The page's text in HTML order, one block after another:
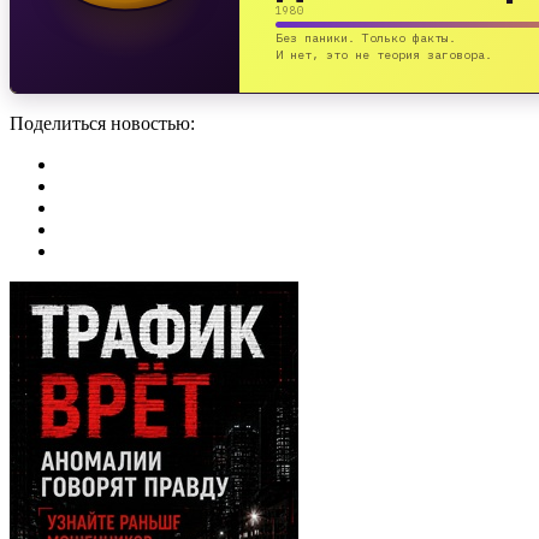
1980
Без паники. Только факты.
И нет, это не теория заговора.
Поделиться новостью: